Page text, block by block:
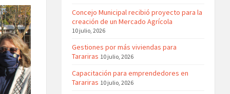
Concejo Municipal recibió proyecto para la
creación de un Mercado Agrícola
10 julio, 2026
Gestiones por más viviendas para
Tarariras 10 julio, 2026
Capacitación para emprendedores en
Tarariras 10 julio, 2026